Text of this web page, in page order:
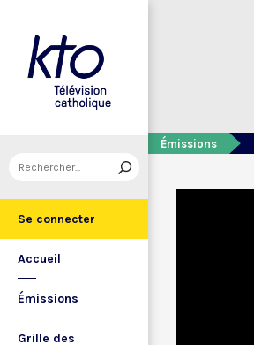
Se connecter
Accueil
Émissions
Grille des
Émissions